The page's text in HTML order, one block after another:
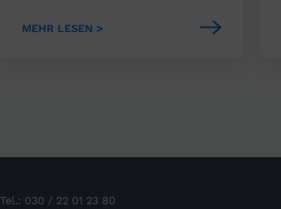
MEHR LESEN >
Tel.: 030 / 22 01 23 80